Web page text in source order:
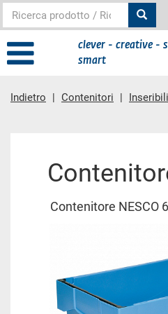
clever - creative -
smart
Indietro Contenitori Inseribili
Contenitore NESCO